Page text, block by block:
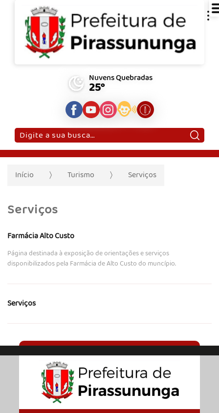
Nuvens Quebradas
25°
Pesquisar:
Início Turismo Serviços
Serviços
Farmácia Alto Custo
Página destinada à exposição de orientações e serviços
disponibilizados pela Farmácia de Alto Custo do muncípio.
Serviços